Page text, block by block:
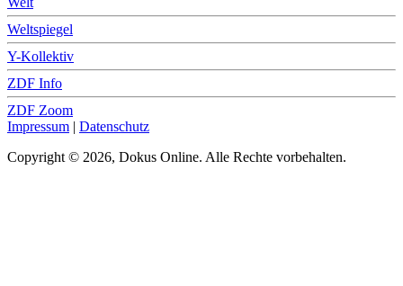
Weltspiegel
Y-Kollektiv
ZDF Info
ZDF Zoom
Impressum | Datenschutz
Copyright © 2026, Dokus Online. Alle Rechte vorbehalten.